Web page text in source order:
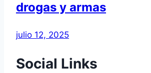
drogas y armas
julio 12, 2025
Social Links